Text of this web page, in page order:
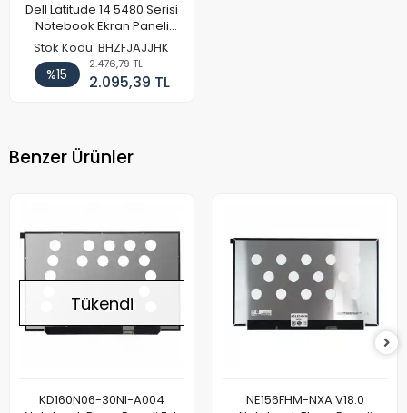
Dell Latitude 14 5480 Serisi
Notebook Ekran Paneli
(FHD)
Stok Kodu: BHZFJAJJHK
%15
2.476,79 TL
2.095,39 TL
Benzer Ürünler
Tükendi
KD160N06-30NI-A004
NE156FHM-NXA V18.0